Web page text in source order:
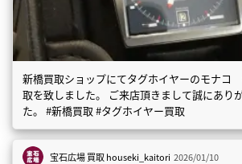
新橋買取ショップにてタグホイヤーのモナコ
取を致しました。 ご来店頂きまして誠にあり
た。 #新橋買取 #タグホイヤー買取
宝石広場 買取houseki_kaitori 2026/01/10